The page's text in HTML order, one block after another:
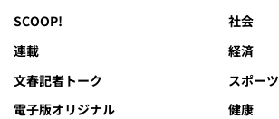
SCOOP!
連載
文春記者トーク
電子版オリジナル
社会
経済
スポーツ
健康